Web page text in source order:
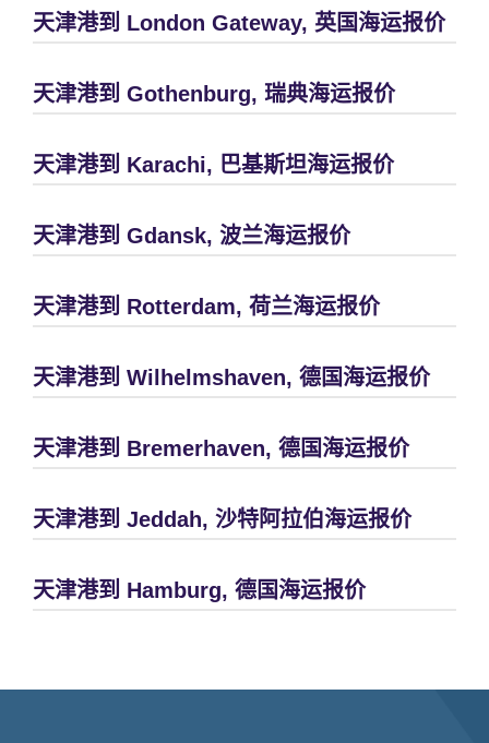
天津港到 London Gateway, 英国海运报价
天津港到 Gothenburg, 瑞典海运报价
天津港到 Karachi, 巴基斯坦海运报价
天津港到 Gdansk, 波兰海运报价
天津港到 Rotterdam, 荷兰海运报价
天津港到 Wilhelmshaven, 德国海运报价
天津港到 Bremerhaven, 德国海运报价
天津港到 Jeddah, 沙特阿拉伯海运报价
天津港到 Hamburg, 德国海运报价